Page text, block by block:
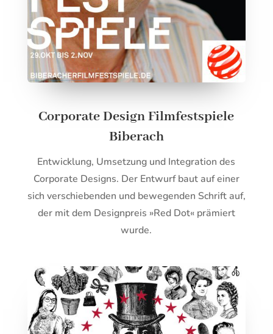
Corporate Design Filmfestspiele
Biberach
Entwicklung, Umsetzung und Integration des
Corporate Designs. Der Entwurf baut auf einer
sich verschiebenden und bewegenden Schrift auf,
der mit dem Designpreis »Red Dot« prämiert
wurde.